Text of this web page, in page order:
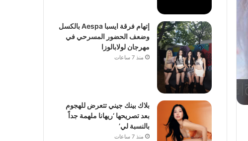
إتهام فرقة ايسبا Aespa بالكسل
وضعف الحضور المسرحي في
مهرجان لولابالوزا
منذ 7 ساعات
بلاك بينك جيني تتعرض للهجوم
بعد تصريحها ‘ريهانا ملهمة جداً
بالنسبة لي’
منذ 7 ساعات